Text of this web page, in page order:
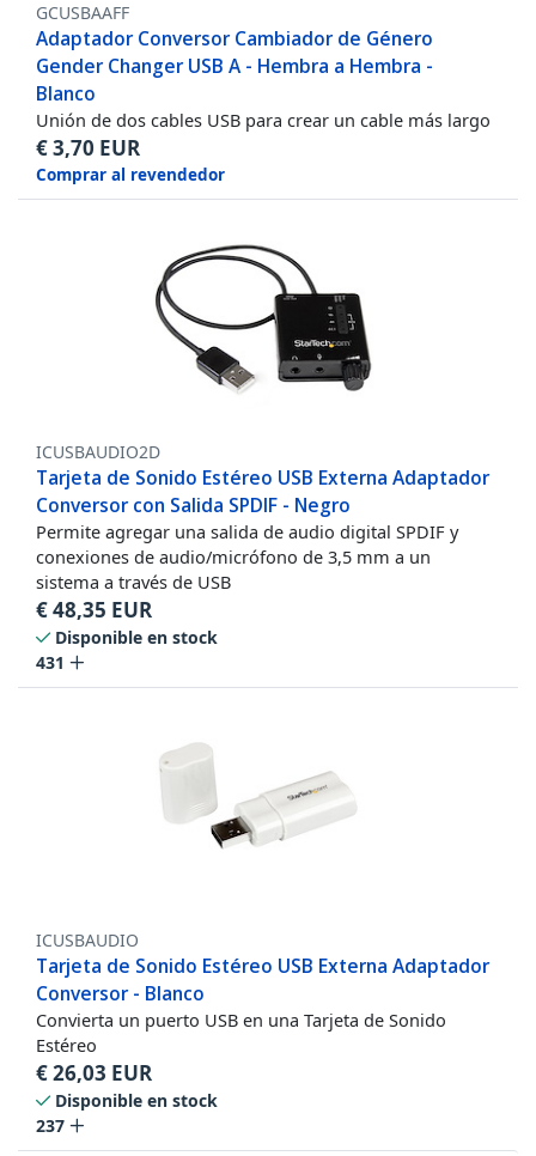
GCUSBAAFF
Adaptador Conversor Cambiador de Género
Gender Changer USB A - Hembra a Hembra -
Blanco
Unión de dos cables USB para crear un cable más largo
€3,70 EUR
Comprar al revendedor
ICUSBAUDIO2D
Tarjeta de Sonido Estéreo USB Externa Adaptador
Conversor con Salida SPDIF - Negro
Permite agregar una salida de audio digital SPDIF y
conexiones de audio/micrófono de 3,5 mm a un
sistema a través de USB
€48,35 EUR
Disponible en stock
431
ICUSBAUDIO
Tarjeta de Sonido Estéreo USB Externa Adaptador
Conversor - Blanco
Convierta un puerto USB en una Tarjeta de Sonido
Estéreo
€26,03 EUR
Disponible en stock
237